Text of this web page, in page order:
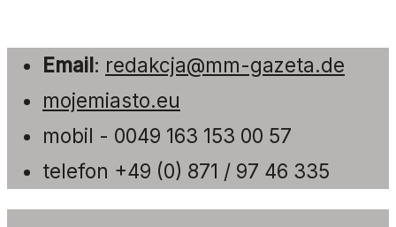
Email : redakcja@mm-gazeta.de
mojemiasto.eu
mobil - 0049 163 153 00 57
telefon +49 (0) 871 / 97 46 335